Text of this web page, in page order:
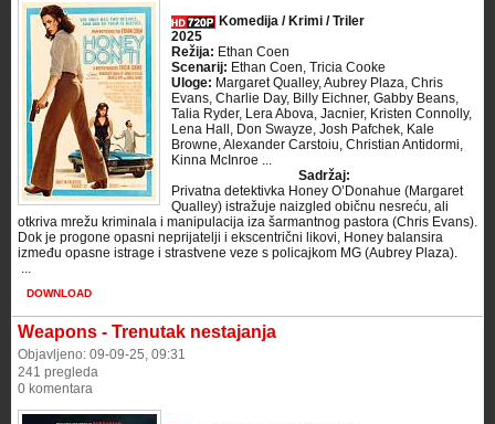
Komedija / Krimi / Triler
2025
Režija: Ethan Coen
Scenarij: Ethan Coen, Tricia Cooke
Uloge: Margaret Qualley, Aubrey Plaza, Chris
Evans, Charlie Day, Billy Eichner, Gabby Beans,
Talia Ryder, Lera Abova, Jacnier, Kristen Connolly,
Lena Hall, Don Swayze, Josh Pafchek, Kale
Browne, Alexander Carstoiu, Christian Antidormi,
Kinna McInroe ...
Sadržaj:
Privatna detektivka Honey O’Donahue (Margaret
Qualley) istražuje naizgled običnu nesreću, ali
otkriva mrežu kriminala i manipulacija iza šarmantnog pastora (Chris Evans).
Dok je progone opasni neprijatelji i ekscentrični likovi, Honey balansira
između opasne istrage i strastvene veze s policajkom MG (Aubrey Plaza).
​ ...
DOWNLOAD
Weapons - Trenutak nestajanja
Objavljeno: 09-09-25, 09:31
241 pregleda
0 komentara